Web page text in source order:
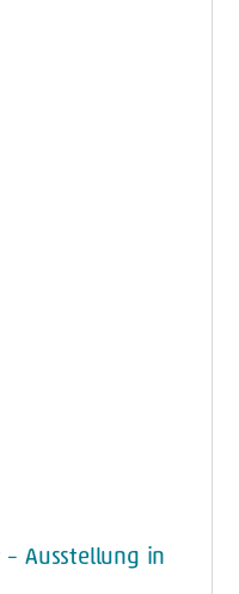
– Ausstellung in